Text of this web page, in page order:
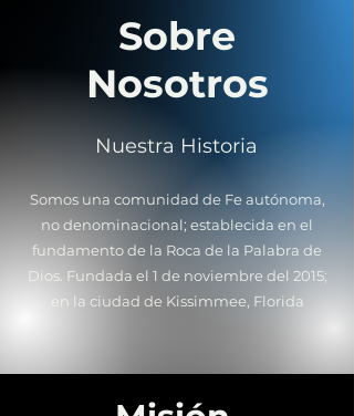
Sobre
Nosotros
Nuestra Historia
Somos una comunidad de Fe autónoma,
no denominacional; establecida en el
fundamento de la Roca de la Palabra de
Dios. Fundada el 1 de noviembre del 2015;
en la ciudad de Kissimmee, Florida